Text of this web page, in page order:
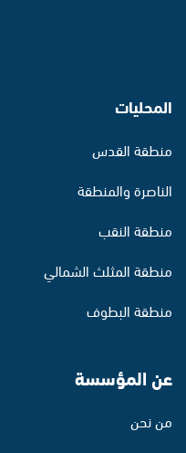
المحليات
منطقة القدس
الناصرة والمنطقة
منطقة النقب
منطقة المثلث الشمالي
منطقة البطوف
عن المؤسسة
من نحن